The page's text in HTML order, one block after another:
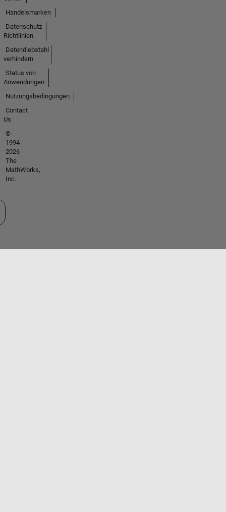
Handelsmarken
Datenschutz-
Richtlinien
Datendiebstahl
verhindern
Status von
Anwendungen
Nutzungsbedingungen
Contact
Us
©
1994-
2026
The
MathWorks,
Inc.